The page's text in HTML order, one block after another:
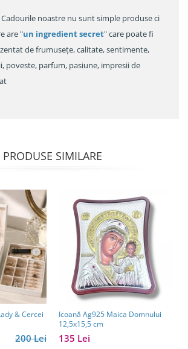
Cadourile noastre nu sunt simple produse ci
are "un ingredient secret" care poate fi
de frumusețe, calitate, sentimente,
poveste, parfum, pasiune, impresii de
PRODUSE SIMILARE
& Cercei
200 Lei
Icoană Ag925 Maica Domnului
12,5x15,5 cm
135 Lei